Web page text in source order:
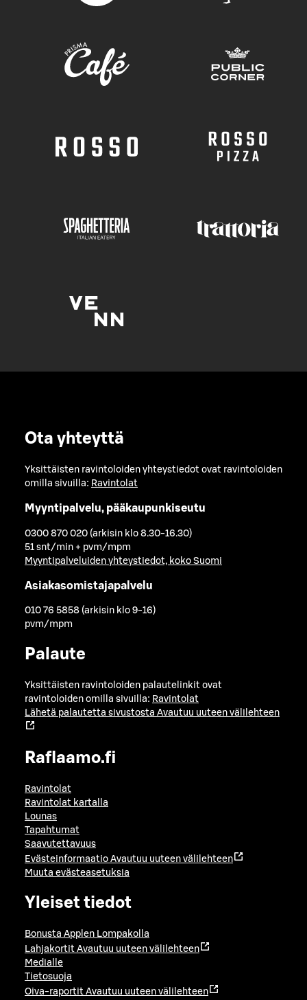
Ota yhteyttä
Yksittäisten ravintoloiden yhteystiedot ovat ravintoloiden
omilla sivuilla: Ravintolat
Myyntipalvelu, pääkaupunkiseutu
0300 870 020 (arkisin klo 8.30-16.30)
51 snt/min + pvm/mpm
Myyntipalveluiden yhteystiedot, koko Suomi
Asiakasomistajapalvelu
010 76 5858 (arkisin klo 9-16)
pvm/mpm
Palaute
Yksittäisten ravintoloiden palautelinkit ovat
ravintoloiden omilla sivuilla: Ravintolat
Lähetä palautetta sivustosta Avautuu uuteen välilehteen
Raflaamo.fi
Ravintolat
Ravintolat kartalla
Lounas
Tapahtumat
Saavutettavuus
Evästeinformaatio Avautuu uuteen välilehteen
Muuta evästeasetuksia
Yleiset tiedot
Bonusta Applen Lompakolla
Lahjakortit Avautuu uuteen välilehteen
Medialle
Tietosuoja
Oiva-raportit Avautuu uuteen välilehteen